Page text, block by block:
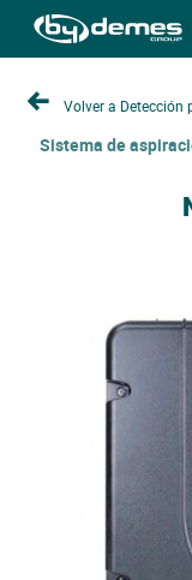
Volver a Detección
Sistema de